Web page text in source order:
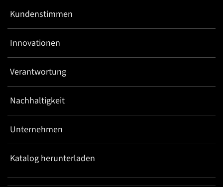
Kundenstimmen
Innovationen
Verantwortung
Nachhaltigkeit
Unternehmen
Katalog herunterladen